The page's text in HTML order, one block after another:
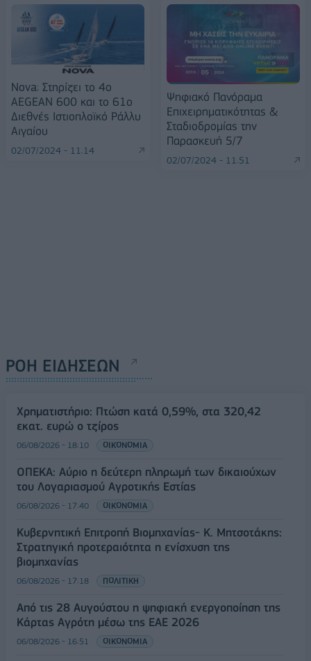
Nova: Στηρίζει το 4o
AEGEAN 600 και το 61ο
Διεθνές Ιστιοπλοϊκό Ράλλυ
Αιγαίου
02/07/2024 - 11:14
Ψηφιακό Πανόραμα
Επιχειρηματικότητας &
Σταδιοδρομίας την
Παρασκευή 5/7
02/07/2024 - 11:51
ΡΟΗ ΕΙΔΗΣΕΩΝ
Χρηματιστήριο: Πτώση κατά 0,59%, στα 320,42
εκατ. ευρώ ο τζίρος
06/08/2026 - 18:10 ΟΙΚΟΝΟΜΙΑ
ΟΠΕΚΑ: Αύριο η δεύτερη πληρωμή των δικαιούχων
του Λογαριασμού Αγροτικής Εστίας
06/08/2026 - 17:40 ΟΙΚΟΝΟΜΙΑ
Κυβερνητική Επιτροπή Βιομηχανίας- Κ. Μητσοτάκης:
Στρατηγική προτεραιότητα η ενίσχυση της
βιομηχανίας
06/08/2026 - 17:18 ΠΟΛΙΤΙΚΗ
Από τις 28 Αυγούστου η ψηφιακή ενεργοποίηση της
Κάρτας Αγρότη μέσω της ΕΑΕ 2026
06/08/2026 - 16:51 ΟΙΚΟΝΟΜΙΑ